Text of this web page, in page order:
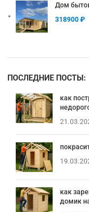
Дом
318900₽
ПОСЛЕДНИЕ ПОСТЫ:
как
как
домик